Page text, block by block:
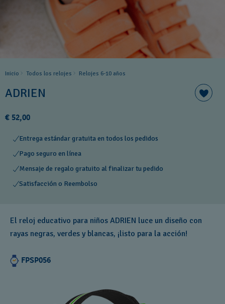
Inicio Todos los relojes Relojes 6-10 años ​
ADRIEN
€ 52,00
Entrega estándar gratuita en todos los pedidos
Pago seguro en línea
Mensaje de regalo gratuito al finalizar tu pedido
Satisfacción o Reembolso
El reloj educativo para niños ADRIEN luce un diseño con
rayas negras, verdes y blancas, ¡listo para la acción!
FPSP056